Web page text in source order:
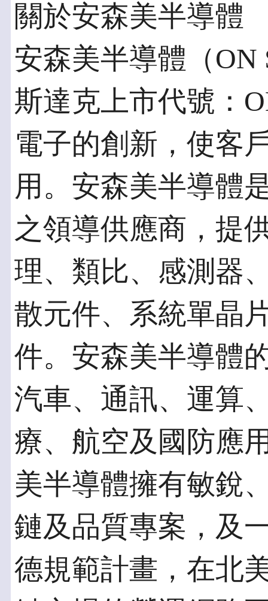
關於安森美半導體
安森美半導體（ON
斯達克上市代號：
電子的創新，使客
用。安森美半導體
之領導供應商，提
理、類比、感測器
散元件、系統單晶
件。安森美半導體
汽車、通訊、運算
療、航空及國防應
美半導體擁有敏銳
鏈及品質專案，及
德規範計畫，在北